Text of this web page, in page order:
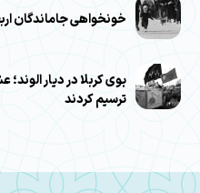
خونخواهی جاماندگان
بوی کربلا در دیار
ترسیم کردند